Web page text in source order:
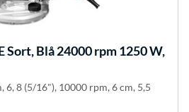
Sort, Blå 24000 rpm 1250 W,
6, 8 (5/16"), 10000 rpm, 6 cm, 5,5